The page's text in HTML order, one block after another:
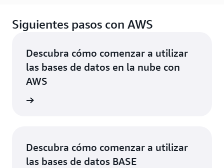
Siguientes pasos con AWS
Descubra cómo comenzar a utilizar
las bases de datos en la nube con
AWS
Descubra cómo comenzar a utilizar
las bases de datos BASE